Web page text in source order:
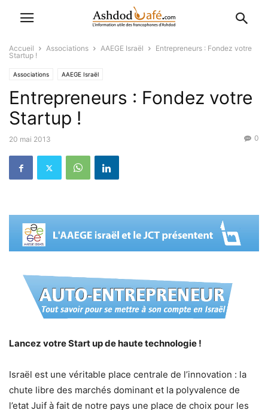
Accueil Associations AAEGE Israël
Entrepreneurs : Fondez votre
Startup !
Associations AAEGE Israël
Entrepreneurs : Fondez votre
Startup !
20 mai 2013 0
Lancez votre Start up de haute technologie !
Israël est une véritable place centrale de l’innovation : la
chute libre des marchés dominant et la polyvalence de
l’etat Juif à fait de notre pays une place de choix pour les